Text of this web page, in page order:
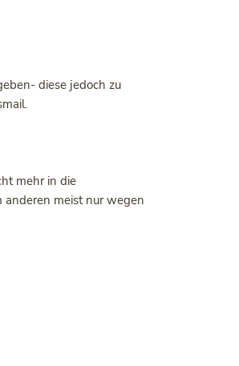
diese jedoch zu
mehr in die
anderen meist nur wegen